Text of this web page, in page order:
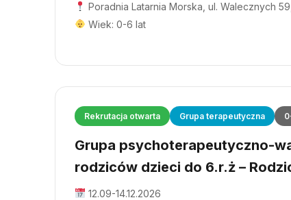
Poradnia Latarnia Morska, ul. Walecznych
Wiek: 0-6 lat
Rekrutacja otwarta Grupa terapeutyczna
Grupa psychoterapeutyczno-
rodziców dzieci do 6.r.ż –
12.09-14.12.2026